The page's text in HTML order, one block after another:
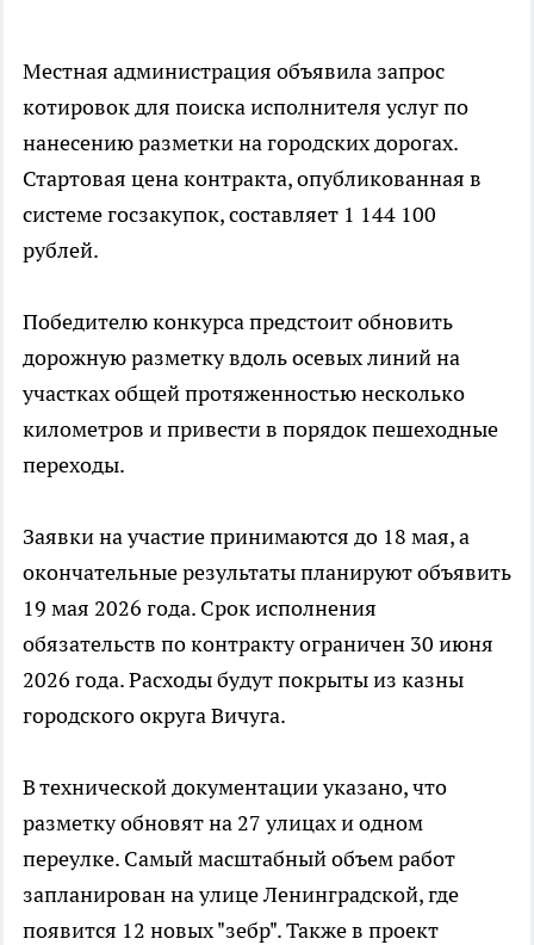
Местная администрация объявила запрос
котировок для поиска исполнителя услуг по
нанесению разметки на городских дорогах.
Стартовая цена контракта, опубликованная в
системе госзакупок, составляет 1 144 100
рублей.
Победителю конкурса предстоит обновить
дорожную разметку вдоль осевых линий на
участках общей протяженностью несколько
километров и привести в порядок пешеходные
переходы.
Заявки на участие принимаются до 18 мая, а
окончательные результаты планируют объявить
19 мая 2026 года. Срок исполнения
обязательств по контракту ограничен 30 июня
2026 года. Расходы будут покрыты из казны
городского округа Вичуга.
В технической документации указано, что
разметку обновят на 27 улицах и одном
переулке. Самый масштабный объем работ
запланирован на улице Ленинградской, где
появится 12 новых "зебр". Также в проект